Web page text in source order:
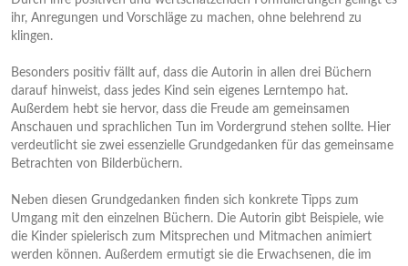
ihr, Anregungen und Vorschläge zu machen, ohne belehrend zu
klingen.
Besonders positiv fällt auf, dass die Autorin in allen drei Büchern
darauf hinweist, dass jedes Kind sein eigenes Lerntempo hat.
Außerdem hebt sie hervor, dass die Freude am gemeinsamen
Anschauen und sprachlichen Tun im Vordergrund stehen sollte. Hier
verdeutlicht sie zwei essenzielle Grundgedanken für das gemeinsame
Betrachten von Bilderbüchern.
Neben diesen Grundgedanken finden sich konkrete Tipps zum
Umgang mit den einzelnen Büchern. Die Autorin gibt Beispiele, wie
die Kinder spielerisch zum Mitsprechen und Mitmachen animiert
werden können. Außerdem ermutigt sie die Erwachsenen, die im